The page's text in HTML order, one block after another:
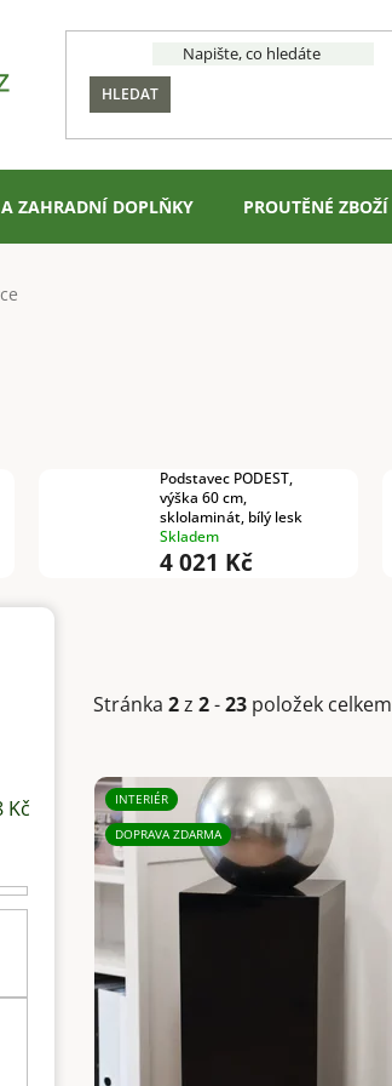
HLEDAT
A ZAHRADNÍ DOPLŇKY PROUTĚNÉ ZBOŽÍ
Podstavec PODEST,
výška 60 cm,
sklolaminát, bílý lesk
Skladem
4 021 Kč
Kč
Stránka 2z 2-23 položek celkem
V
ý
p
p
r
o
d
INTERIÉR
DOPRAVA ZDARMA